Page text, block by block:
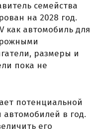
семейства
на 2028 год.
как автомобиль для
размеры и
пока не
потенциальной
в год.
его